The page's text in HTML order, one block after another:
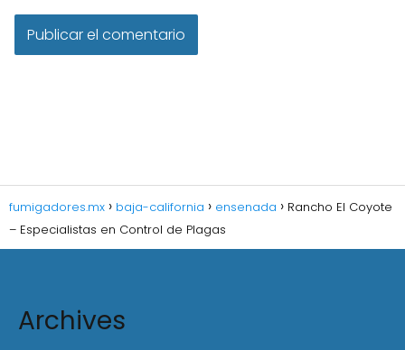
fumigadores.mx baja-california ensenada
Rancho El Coyote
– Especialistas en Control de Plagas
Archives